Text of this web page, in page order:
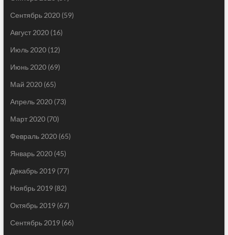
Сентябрь 2020(59)
Август 2020(16)
Июль 2020(12)
Июнь 2020(69)
Май 2020(65)
Апрель 2020(73)
Март 2020(70)
Февраль 2020(65)
Январь 2020(45)
Декабрь 2019(77)
Ноябрь 2019(82)
Октябрь 2019(67)
Сентябрь 2019(66)